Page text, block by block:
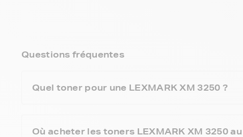
Questions fréquentes
Quel toner pour une LEXMARK XM 3250 ?
Où acheter les toners LEXMARK XM 3250